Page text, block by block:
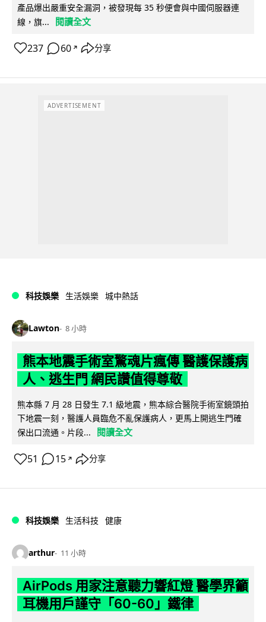
產品爆出嚴重安全漏洞，被發現每 35 秒便會與中國伺服器連
線，旗...
閱讀全文
237 60 ↗ 分享
ADVERTISEMENT
科技娛樂 生活娛樂 城中熱話
Lawton 8 小時
熊本地震手術室驚魂片瘋傳 醫護保護病
人、逃生門 網民讚值得尊敬
熊本縣 7 月 28 日發生 7.1 級地震，熊本綜合醫院手術室鏡頭拍
下地震一刻，醫護人員臨危不亂保護病人，更馬上開逃生門確
保出口流通。片段...
閱讀全文
51 15 ↗ 分享
科技娛樂 生活科技 健康
arthur 11 小時
AirPods 用家注意聽力響紅燈 醫學界籲
耳機用戶謹守「60-60」鐵律